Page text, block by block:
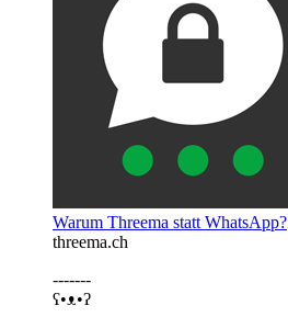
Warum Threema statt WhatsApp?
threema.ch
-------
ʕ•ᴥ•ʔ